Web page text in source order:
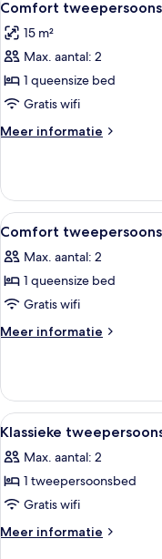
foto's
voor
Comfort
tweepersoonskamer,
voor
1
persoon,
laden
3
Comfort
15 m²
Max. aantal: 2
1 queensize bed
Gratis wifi
Meer informatie
Meer
tweepersoonskamer,
voor
1
bad
Alle
foto's
voor
Comfort
tweepersoonskamer,
bad
4
Comfort
Max. aantal: 2
1 queensize bed
Gratis wifi
Meer informatie
Meer
tweepersoonskamer,
bad
Alle
foto's
voor
Klassieke
tweepersoonskamer
laden
4
Klassieke
Max. aantal: 2
1 tweepersoonsbed
Gratis wifi
Meer informatie
Meer